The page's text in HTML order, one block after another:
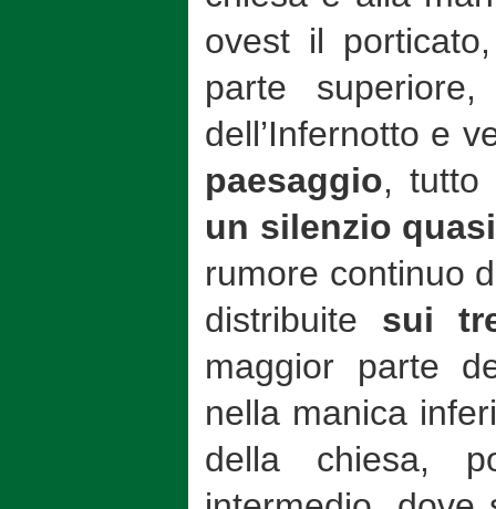
ovest il
parte
dell’Infernotto e
paesaggio, tutto
un silenzio
rumore continuo
distribuite sui
maggior parte
nella manica
della chiesa,